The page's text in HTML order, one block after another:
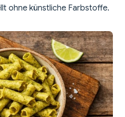
ohne künstliche Farbstoffe.